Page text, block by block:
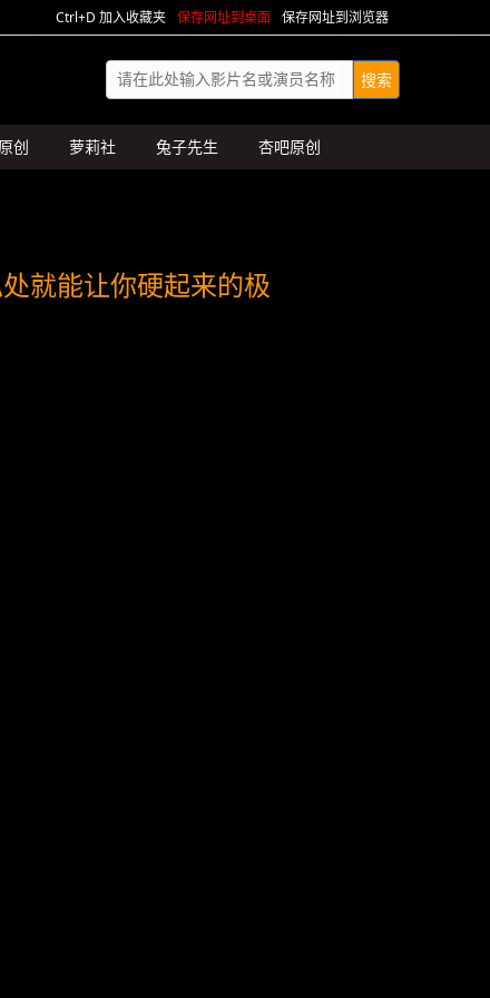
Ctrl+D 加入收藏夹 保存网址到桌面 保存网址到浏览器
创 萝莉社 兔子先生 杏吧原创
就能让你硬起来的极